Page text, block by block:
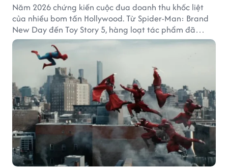
Năm 2026 chứng kiến cuộc đua doanh thu khốc liệt
của nhiều bom tấn Hollywood. Từ Spider-Man: Brand
New Day đến Toy Story 5, hàng loạt tác phẩm đã
mang về hàng chục nghìn tỷ đồng và tạo nên những
cột mốc đáng nhớ tại phòng vé toàn cầu.